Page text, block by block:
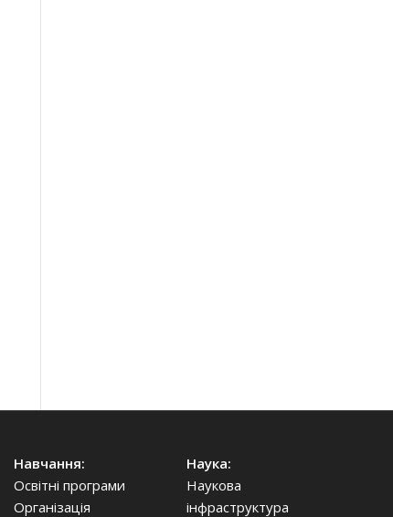
Навчання:
Освітні програми
Організація
Наука:
Наукова
інфраструктура